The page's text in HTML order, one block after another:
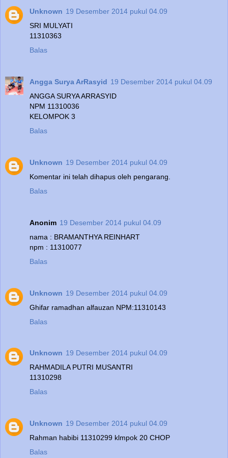
Unknown 19 Desember 2014 pukul 04.09
SRI MULYATI
11310363
Balas
Angga Surya ArRasyid 19 Desember 2014 pukul 04.09
ANGGA SURYA ARRASYID
NPM 11310036
KELOMPOK 3
Balas
Unknown 19 Desember 2014 pukul 04.09
Komentar ini telah dihapus oleh pengarang.
Balas
Anonim 19 Desember 2014 pukul 04.09
nama : BRAMANTHYA REINHART
npm : 11310077
Balas
Unknown 19 Desember 2014 pukul 04.09
Ghifar ramadhan alfauzan NPM:11310143
Balas
Unknown 19 Desember 2014 pukul 04.09
RAHMADILA PUTRI MUSANTRI
11310298
Balas
Unknown 19 Desember 2014 pukul 04.09
Rahman habibi 11310299 klmpok 20 CHOP
Balas